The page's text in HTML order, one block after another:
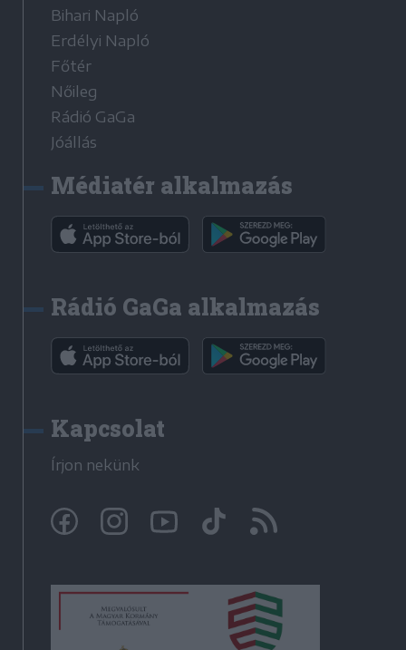
Bihari Napló
Erdélyi Napló
Főtér
Nőileg
Rádió GaGa
Jóállás
Médiatér alkalmazás
Rádió GaGa alkalmazás
Kapcsolat
Írjon nekünk